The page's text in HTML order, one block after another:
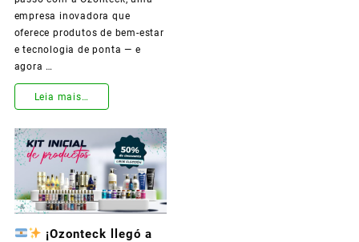
Sem
Precisar
Comprar
Estoque!
empresa inovadora que
oferece produtos de bem-estar
e tecnologia de ponta — e
agora …
Dinheiro
Todos
os
Dias
Leia mais…
¡Ozonteck llegó a